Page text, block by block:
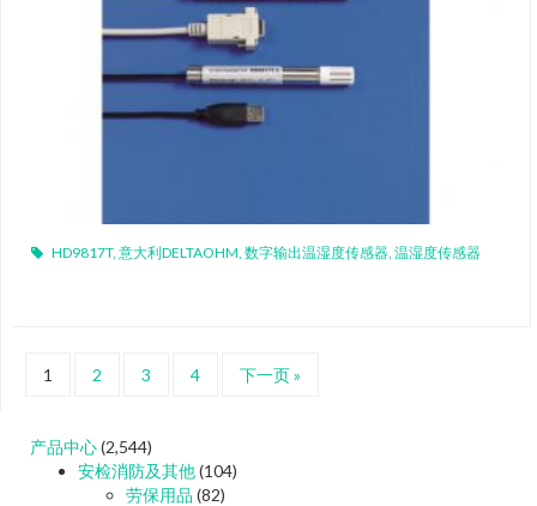
HD9817T, 意大利DELTAOHM 数字输出温湿度传感器 温湿度传感器
1 2 3 4 下一页 »
产品中心(2,544)
安检消防及其他(104)
劳保用品 (82)